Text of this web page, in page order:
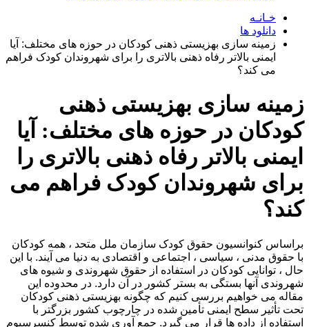
خـانـه
دانلود ها
زمینه سازی بهزیستی ذهنی کودکان در حوزه های مختلف: آیا
ایمنی بالاتر رفاه ذهنی بالاتری را برای شهروندان کودک فراهم
می کند؟
زمینه سازی بهزیستی ذهنی
کودکان در حوزه های مختلف: آیا
ایمنی بالاتر رفاه ذهنی بالاتری را
برای شهروندان کودک فراهم می
کند؟
براساس کنوانسیون حقوق کودک سازمان ملل متحد ، همه کودکان
با حقوق مدنی ، سیاسی ، اجتماعی و اقتصادی به دنیا می آیند. با این
حال ، توانایی کودکان در استفاده از حقوق شهروندی و شیوه های
شهروندی آنها بستگی به بستر کشور در آن دارد. در محدوده این
مقاله می خواهیم بررسی کنیم که چگونه بهزیستی ذهنی کودکان
تحت تأثیر سطح ایمنی تأمین شده در چارچوب کشور بزرگتر با
استفاده از داده ها قرار می گیرد. جمع آوری شده توسط کنسرسیوم